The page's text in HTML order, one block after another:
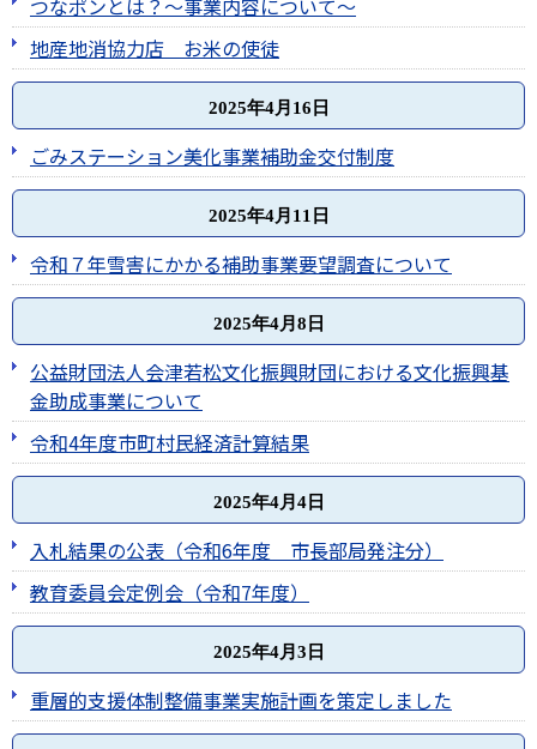
つなポンとは？～事業内容について～
地産地消協力店 お米の使徒
2025年4月16日
ごみステーション美化事業補助金交付制度
2025年4月11日
令和７年雪害にかかる補助事業要望調査について
2025年4月8日
公益財団法人会津若松文化振興財団における文化振興基
金助成事業について
令和4年度市町村民経済計算結果
2025年4月4日
入札結果の公表（令和6年度＿市長部局発注分）
教育委員会定例会（令和7年度）
2025年4月3日
重層的支援体制整備事業実施計画を策定しました